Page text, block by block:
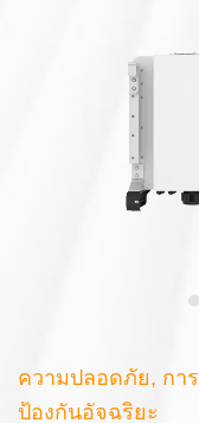
ความปลอดภัย, การ
ป้องกันอัจฉริยะ